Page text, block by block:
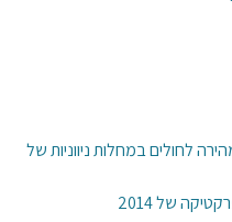
לחולים במחלות ניווניות של